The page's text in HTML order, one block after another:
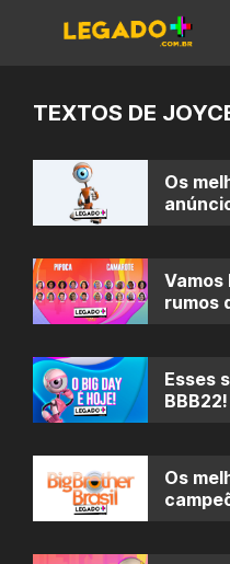
TEXTOS DE
Os
Vamos
rumos
Esses
BBB22!
Os